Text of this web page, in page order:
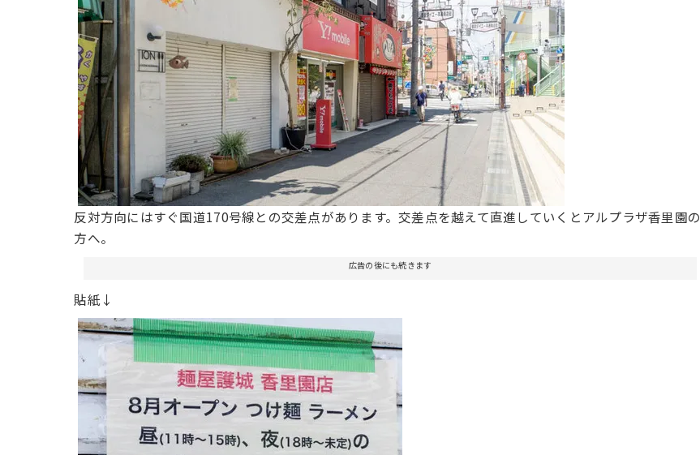
反対方向にはすぐ国道170号線との交差点があります。交差点を越えて直進していくとアルプラザ香里園の
方へ。
広告の後にも続きます
貼紙↓